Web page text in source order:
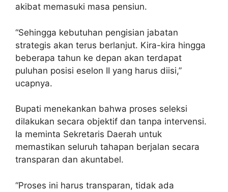
akibat memasuki masa pensiun.
“Sehingga kebutuhan pengisian jabatan
strategis akan terus berlanjut. Kira-kira hingga
beberapa tahun ke depan akan terdapat
puluhan posisi eselon II yang harus diisi,”
ucapnya.
Bupati menekankan bahwa proses seleksi
dilakukan secara objektif dan tanpa intervensi.
Ia meminta Sekretaris Daerah untuk
memastikan seluruh tahapan berjalan secara
transparan dan akuntabel.
“Proses ini harus transparan, tidak ada